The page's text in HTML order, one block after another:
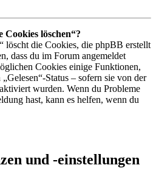
löschen“?
löscht die Cookies, die phpBB erstellt
dass du im Forum angemeldet
Cookies einige Funktionen,
Status – sofern sie von der
wurden. Wenn du Probleme
hast, kann es helfen, wenn du
und -einstellungen